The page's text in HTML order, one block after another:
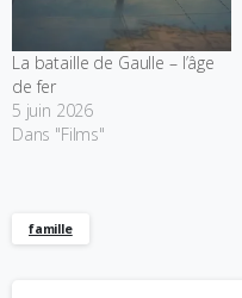
La bataille de Gaulle – l’âge
de fer
5 juin 2026
Dans "Films"
famille